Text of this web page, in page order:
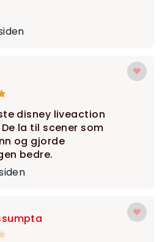
disney liveaction
la til scener som
og gjorde
bedre.